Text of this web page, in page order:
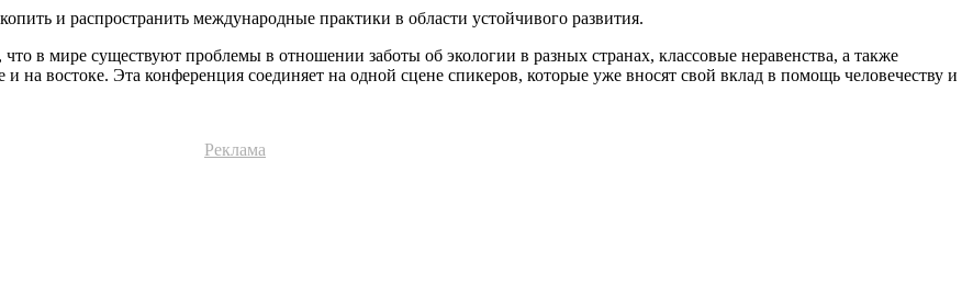
и распространить международные практики в области устойчивого развития.
в мире существуют проблемы в отношении заботы об экологии в разных странах, классовые неравенства, а также
на востоке. Эта конференция соединяет на одной сцене спикеров, которые уже вносят свой вклад в помощь человечеству и
Реклама